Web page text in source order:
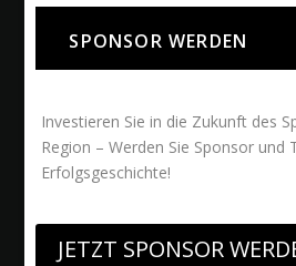
SPONSOR WERDEN
Investieren Sie in die Zukunft des
Region – Werden Sie Sponsor und
Erfolgsgeschichte!
JETZT SPONSOR